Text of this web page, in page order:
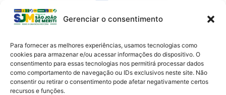
Gerenciar o consentimento
Para fornecer as melhores experiências, usamos tecnologias como
cookies para armazenar e/ou acessar informações do dispositivo. O
consentimento para essas tecnologias nos permitirá processar dados
como comportamento de navegação ou IDs exclusivos neste site. Não
consentir ou retirar o consentimento pode afetar negativamente certos
recursos e funções.
Av. Presidente Lincoln, 899 – Jardim Meriti
São João de Meriti – RJ CEP
25555-201